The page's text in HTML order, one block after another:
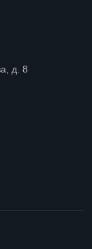
д. 8